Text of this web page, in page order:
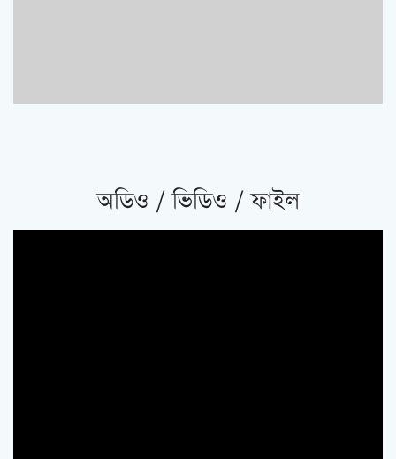
অডিও / ভিডিও / ফাইল